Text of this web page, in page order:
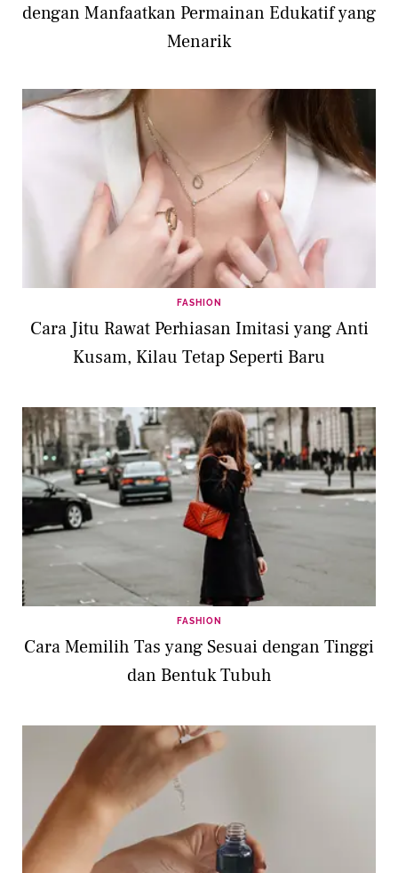
dengan Manfaatkan Permainan Edukatif yang
Menarik
FASHION
Cara Jitu Rawat Perhiasan Imitasi yang Anti
Kusam, Kilau Tetap Seperti Baru
FASHION
Cara Memilih Tas yang Sesuai dengan Tinggi
dan Bentuk Tubuh